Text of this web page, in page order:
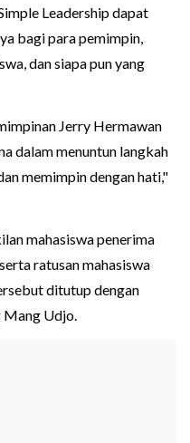
Leadership dapat
bagi para pemimpin,
dan siapa pun yang
Jerry Hermawan
dalam menuntun langkah
memimpin dengan hati,"
mahasiswa penerima
ratusan mahasiswa
ditutup dengan
Mang Udjo.